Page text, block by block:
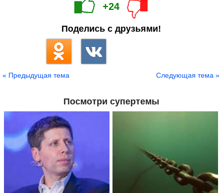
+24
Поделись с друзьями!
« Предыдущая тема Следующая тема »
Посмотри супертемы